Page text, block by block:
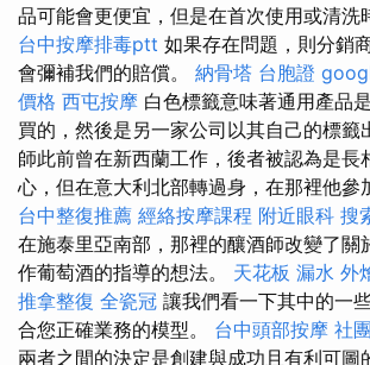
品可能會更便宜，但是在首次使用或清洗
台中按摩排毒ptt 如果存在問題，則分銷
會彌補我們的賠償。 納骨塔 台胞證
價格 西屯按摩 白色標籤意味著通用產品
買的，然後是另一家公司以其自己的標籤
師此前曾在新西蘭工作，後者被認為是長
心，但在意大利北部轉過身，在那裡他參
台中整復推薦 經絡按摩課程 附近眼科 搜
在施泰里亞南部，那裡的釀酒師改變了關
作葡萄酒的指導的想法。 天花板 漏水 外
推拿整復 全瓷冠 讓我們看一下其中的一
合您正確業務的模型。 台中頭部按摩 社
兩者之間的決定是創建與成功且有利可圖